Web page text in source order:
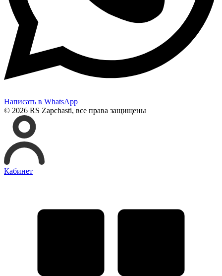
Написать в WhatsApp
© 2026 RS Zapchasti, все права защищены
Кабинет